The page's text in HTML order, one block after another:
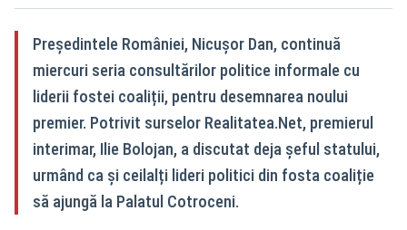
Președintele României, Nicușor Dan, continuă
miercuri seria consultărilor politice informale cu
liderii fostei coaliții, pentru desemnarea noului
premier. Potrivit surselor Realitatea.Net, premierul
interimar, Ilie Bolojan, a discutat deja șeful statului,
urmând ca și ceilalți lideri politici din fosta coaliție
să ajungă la Palatul Cotroceni.